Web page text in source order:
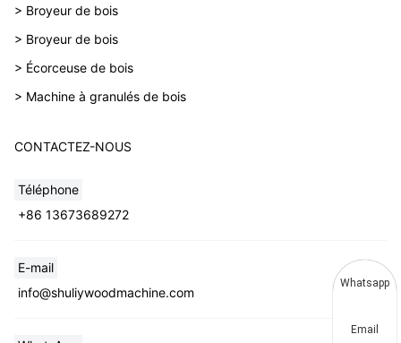
> Broyeur de bois
> Broyeur de bois
> Écorceuse de bois
> Machine à granulés de bois
CONTACTEZ-NOUS
Téléphone
+86 13673689272
E-mail
info@shuliywoodmachine.com
Whatsapp
Email